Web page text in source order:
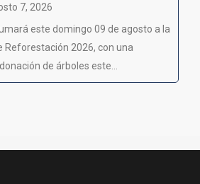
7, 2026
este domingo 09 de agosto a la
Reforestación 2026, con una
de árboles este...